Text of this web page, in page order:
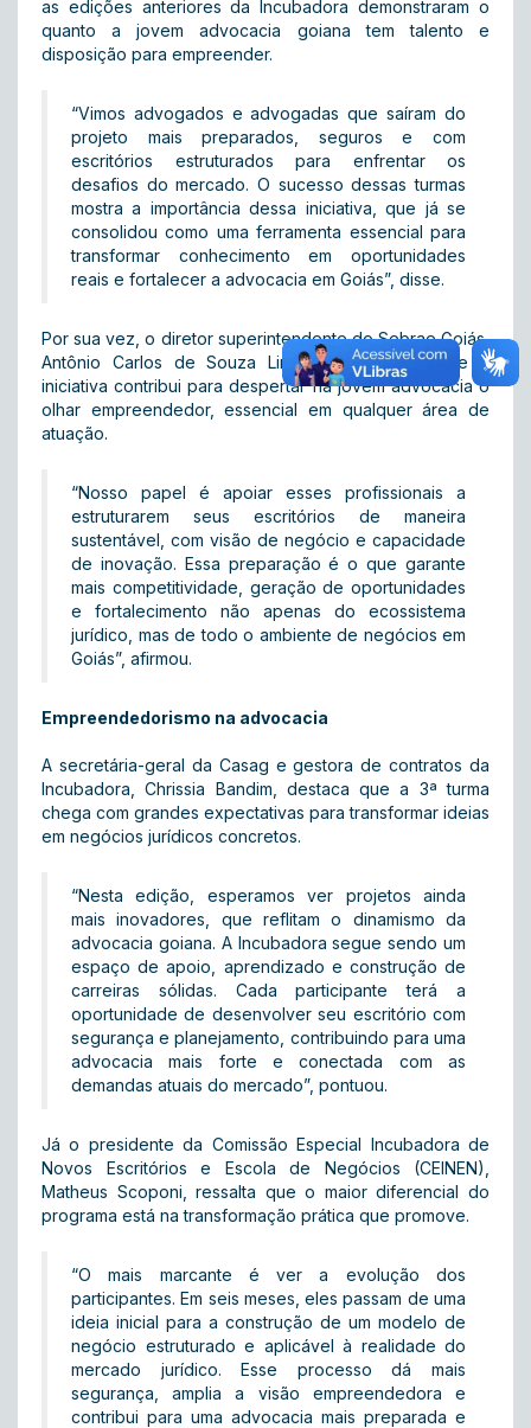
as edições anteriores da Incubadora demonstraram o
quanto a jovem advocacia goiana tem talento e
disposição para empreender.
“Vimos advogados e advogadas que saíram do
projeto mais preparados, seguros e com
escritórios estruturados para enfrentar os
desafios do mercado. O sucesso dessas turmas
mostra a importância dessa iniciativa, que já se
consolidou como uma ferramenta essencial para
transformar conhecimento em oportunidades
reais e fortalecer a advocacia em Goiás”, disse.
Por sua vez, o diretor superintendente do Sebrae Goiás,
Antônio Carlos de Souza Lima Neto, reforça que a
iniciativa contribui para despertar na jovem advocacia o
olhar empreendedor, essencial em qualquer área de
atuação.
“Nosso papel é apoiar esses profissionais a
estruturarem seus escritórios de maneira
sustentável, com visão de negócio e capacidade
de inovação. Essa preparação é o que garante
mais competitividade, geração de oportunidades
e fortalecimento não apenas do ecossistema
jurídico, mas de todo o ambiente de negócios em
Goiás”, afirmou.
Empreendedorismo na advocacia
A secretária-geral da Casag e gestora de contratos da
Incubadora, Chrissia Bandim, destaca que a 3ª turma
chega com grandes expectativas para transformar ideias
em negócios jurídicos concretos.
“Nesta edição, esperamos ver projetos ainda
mais inovadores, que reflitam o dinamismo da
advocacia goiana. A Incubadora segue sendo um
espaço de apoio, aprendizado e construção de
carreiras sólidas. Cada participante terá a
oportunidade de desenvolver seu escritório com
segurança e planejamento, contribuindo para uma
advocacia mais forte e conectada com as
demandas atuais do mercado”, pontuou.
Já o presidente da Comissão Especial Incubadora de
Novos Escritórios e Escola de Negócios (CEINEN),
Matheus Scoponi, ressalta que o maior diferencial do
programa está na transformação prática que promove.
“O mais marcante é ver a evolução dos
participantes. Em seis meses, eles passam de uma
ideia inicial para a construção de um modelo de
negócio estruturado e aplicável à realidade do
mercado jurídico. Esse processo dá mais
segurança, amplia a visão empreendedora e
contribui para uma advocacia mais preparada e